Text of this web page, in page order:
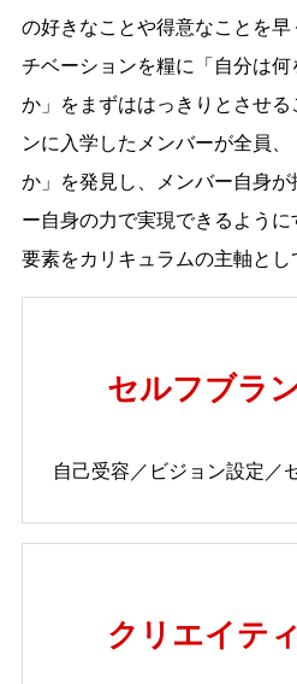
の好きなことや得意なことを
チベーションを糧に「自分は
か」をまずははっきりとさせ
ンに入学したメンバーが全員
か」を発見し、メンバー自身
ー自身の力で実現できるよう
要素をカリキュラムの主軸とし
セルフブラ
自己受容／ビジョン設定／
クリエイテ